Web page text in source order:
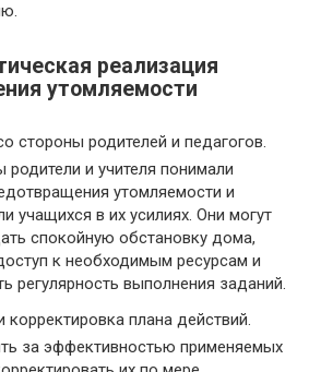
реализация
утомляемости
стороны родителей и педагогов.
и учителя понимали
утомляемости и
учащихся в их усилиях. Они могут
спокойную обстановку дома,
к необходимым ресурсам и
регулярность выполнения заданий.
корректировка плана действий.
за эффективностью применяемых